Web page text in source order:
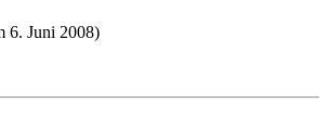
6. Juni 2008)